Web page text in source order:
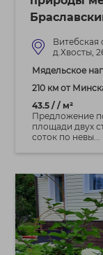
Витебская
д.Хвосты,
Мядельское
210 км от
43.5 / / м²
Предложение
площади двух
соток по невы...